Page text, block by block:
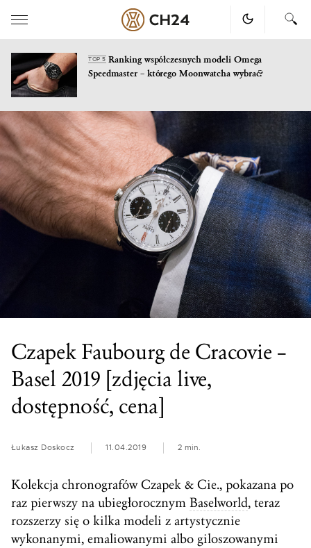
Skip
to
content
TOP 5Ranking współczesnych modeli Omega
Speedmaster – którego Moonwatcha wybrać?
Czapek Faubourg de Cracovie –
Basel 2019 [zdjęcia live,
dostępność, cena]
Łukasz Doskocz 11.04.2019 2 min.
Kolekcja chronografów Czapek & Cie., pokazana po
raz pierwszy na ubiegłorocznym Baselworld, teraz
rozszerzy się o kilka modeli z artystycznie
wykonanymi, emaliowanymi albo giloszowanymi